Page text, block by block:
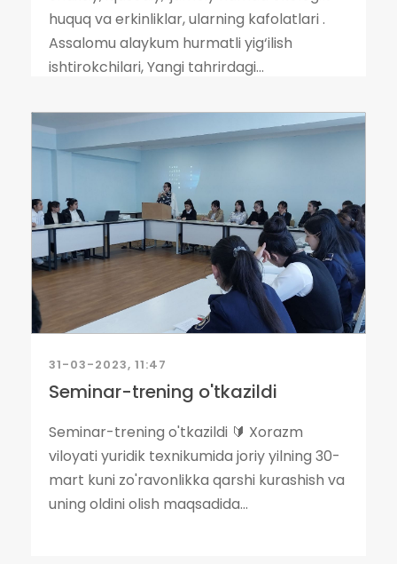
huquq va erkinliklar, ularning kafolatlari .
Assalomu alaykum hurmatli yig‘ilish
ishtirokchilari, Yangi tahrirdagi...
31-03-2023, 11:47
Seminar-trening o'tkazildi
Seminar-trening o'tkazildi 🔰 Xorazm
viloyati yuridik texnikumida joriy yilning 30-
mart kuni zo'ravonlikka qarshi kurashish va
uning oldini olish maqsadida...